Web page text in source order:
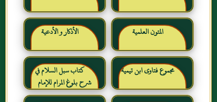
المتون العلمية الأذكار و الأدعية
مجموع فتاوى ابن تيمية
كتاب سبل السلام في
شرح بلوغ المرام للإمام
الصنعاني رحمه الله